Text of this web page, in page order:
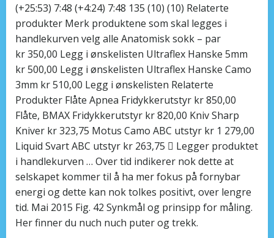
(+25:53) 7:48 (+4:24) 7:48 135 (10) (10) Relaterte
produkter Merk produktene som skal legges i
handlekurven velg alle Anatomisk sokk – par
kr 350,00 Legg i ønskelisten Ultraflex Hanske 5mm
kr 500,00 Legg i ønskelisten Ultraflex Hanske Camo
3mm kr 510,00 Legg i ønskelisten Relaterte
Produkter Flåte Apnea Fridykkerutstyr kr 850,00
Flåte, BMAX Fridykkerutstyr kr 820,00 Kniv Sharp
Kniver kr 323,75 Motus Camo ABC utstyr kr 1 279,00
Liquid Svart ABC utstyr kr 263,75  Legger produktet
i handlekurven … Over tid indikerer nok dette at
selskapet kommer til å ha mer fokus på fornybar
energi og dette kan nok tolkes positivt, over lengre
tid. Mai 2015 Fig. 42 Synkmål og prinsipp for måling.
Her finner du nuch nuch puter og trekk.